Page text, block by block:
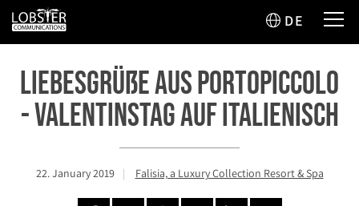
DE
Liebesgrüße aus Portopiccolo
- Valentinstag auf Italienisch
22. January 2019 Falisia, a Luxury Collection Resort & Spa